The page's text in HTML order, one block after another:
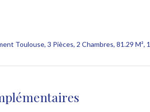
Toulouse, 3 Pièces, 2 Chambres, 81.29 M²,